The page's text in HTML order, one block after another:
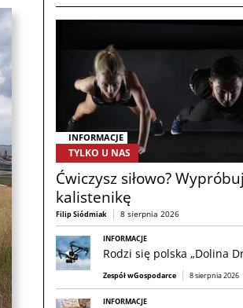
INFORMACJE
TYLKO U NAS
Ćwiczysz siłowo? Wypróbuj
kalistenikę
Filip Siódmiak 8 sierpnia 2026
INFORMACJE
Rodzi się polska „Dolina
Zespół wGospodarce 8 sierpnia 2026
INFORMACJE